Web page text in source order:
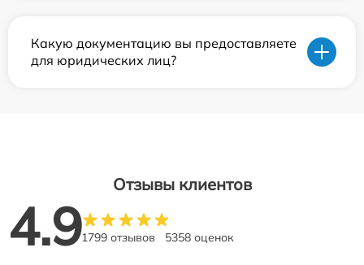
Какую документацию вы предоставляете
для юридических лиц?
Отзывы клиентов
4.91799 отзывов 5358 оценок